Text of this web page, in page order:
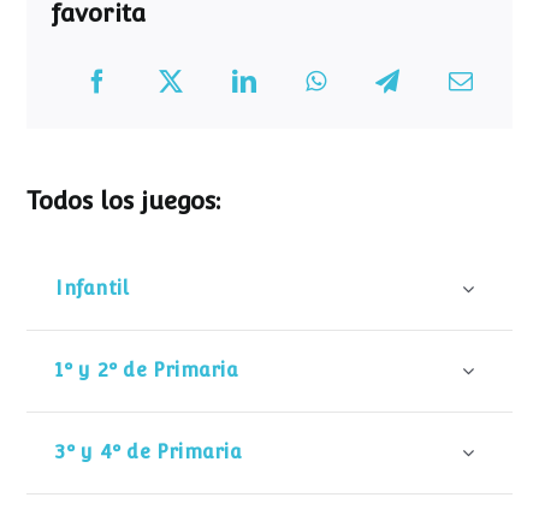
favorita
Todos los juegos:
Infantil
1º y 2º de Primaria
3º y 4º de Primaria